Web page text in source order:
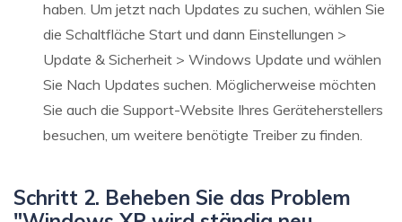
haben. Um jetzt nach Updates zu suchen, wählen Sie
die Schaltfläche Start und dann Einstellungen >
Update & Sicherheit > Windows Update und wählen
Sie Nach Updates suchen. Möglicherweise möchten
Sie auch die Support-Website Ihres Geräteherstellers
besuchen, um weitere benötigte Treiber zu finden.
Schritt 2. Beheben Sie das Problem